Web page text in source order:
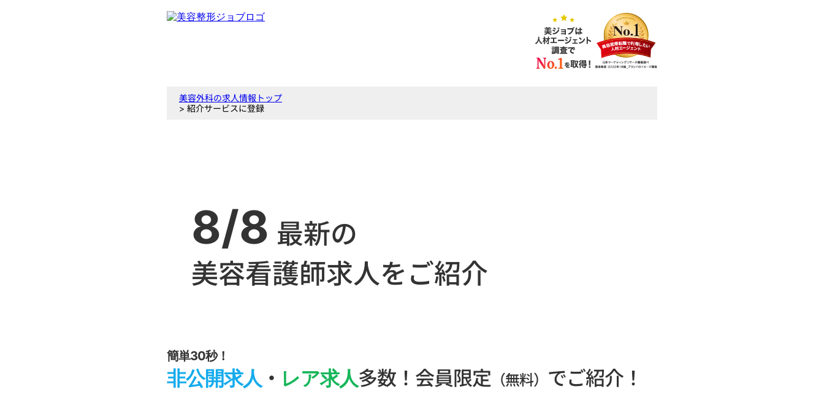
美容外科の求人情報トップ
> 紹介サービスに登録
8/8 最新の
美容看護師求人をご紹介
簡単30秒！
非公開求人 ・ レア求人多数！会員限定 （無料） でご紹介！